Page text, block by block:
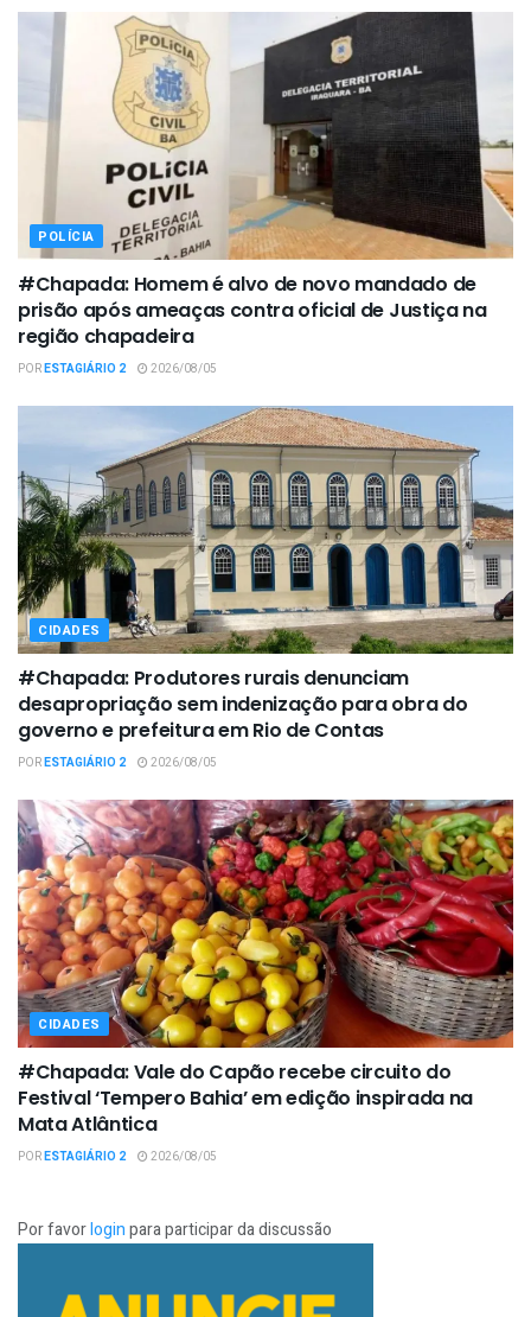
POLÍCIA
#Chapada: Homem é alvo de novo mandado de
prisão após ameaças contra oficial de Justiça na
região chapadeira
PORESTAGIÁRIO 2 2026/08/05
CIDADES
#Chapada: Produtores rurais denunciam
desapropriação sem indenização para obra do
governo e prefeitura em Rio de Contas
PORESTAGIÁRIO 2 2026/08/05
CIDADES
#Chapada: Vale do Capão recebe circuito do
Festival ‘Tempero Bahia’ em edição inspirada na
Mata Atlântica
PORESTAGIÁRIO 2 2026/08/05
Por favorloginpara participar da discussão